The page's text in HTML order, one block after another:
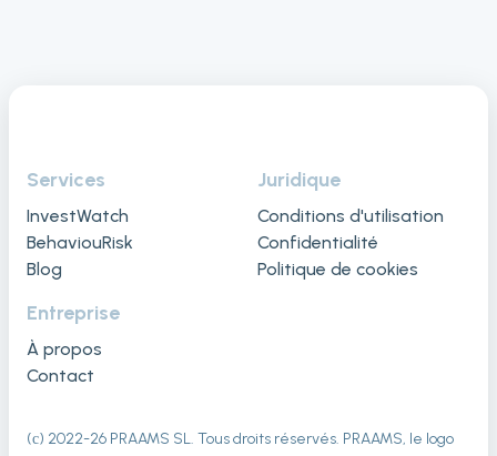
Services
InvestWatch
BehaviouRisk
Blog
Juridique
Conditions d'utilisation
Confidentialité
Politique de cookies
Entreprise
À propos
Contact
(с) 2022-26 PRAAMS SL. Tous droits réservés. PRAAMS, le logo